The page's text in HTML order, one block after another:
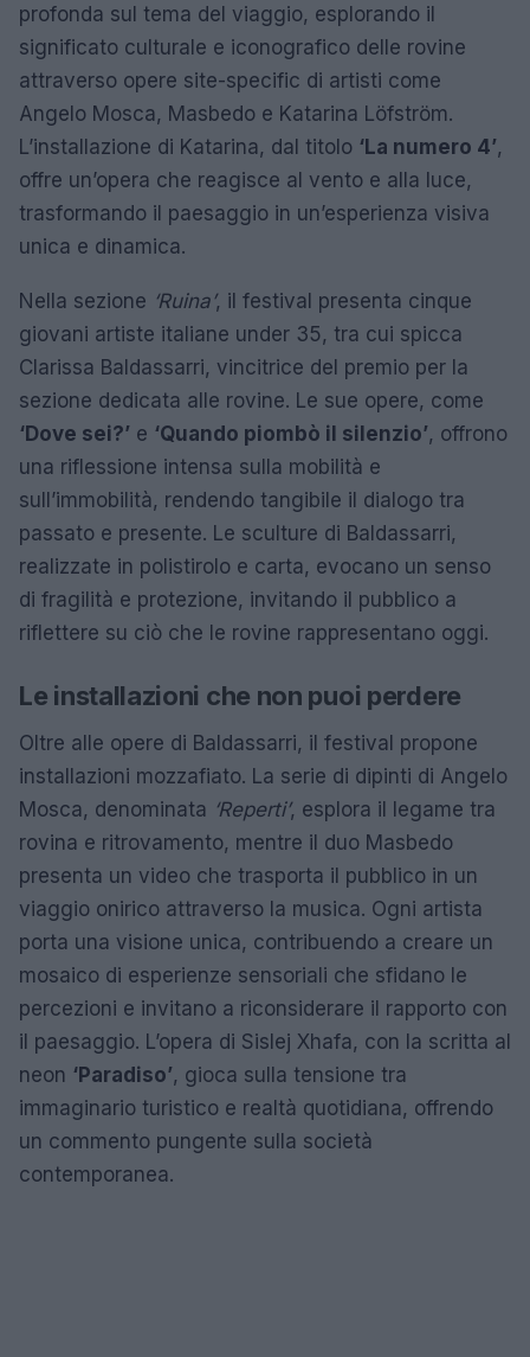
profonda sul tema del viaggio, esplorando il
significato culturale e iconografico delle rovine
attraverso opere site-specific di artisti come
Angelo Mosca, Masbedo e Katarina Löfström.
L’installazione di Katarina, dal titolo ‘La numero 4’,
offre un’opera che reagisce al vento e alla luce,
trasformando il paesaggio in un’esperienza visiva
unica e dinamica.
Nella sezione ‘Ruina’, il festival presenta cinque
giovani artiste italiane under 35, tra cui spicca
Clarissa Baldassarri, vincitrice del premio per la
sezione dedicata alle rovine. Le sue opere, come
‘Dove sei?’ e ‘Quando piombò il silenzio’, offrono
una riflessione intensa sulla mobilità e
sull’immobilità, rendendo tangibile il dialogo tra
passato e presente. Le sculture di Baldassarri,
realizzate in polistirolo e carta, evocano un senso
di fragilità e protezione, invitando il pubblico a
riflettere su ciò che le rovine rappresentano oggi.
Le installazioni che non puoi perdere
Oltre alle opere di Baldassarri, il festival propone
installazioni mozzafiato. La serie di dipinti di Angelo
Mosca, denominata ‘Reperti’, esplora il legame tra
rovina e ritrovamento, mentre il duo Masbedo
presenta un video che trasporta il pubblico in un
viaggio onirico attraverso la musica. Ogni artista
porta una visione unica, contribuendo a creare un
mosaico di esperienze sensoriali che sfidano le
percezioni e invitano a riconsiderare il rapporto con
il paesaggio. L’opera di Sislej Xhafa, con la scritta al
neon ‘Paradiso’, gioca sulla tensione tra
immaginario turistico e realtà quotidiana, offrendo
un commento pungente sulla società
contemporanea.